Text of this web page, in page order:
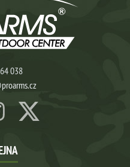
038